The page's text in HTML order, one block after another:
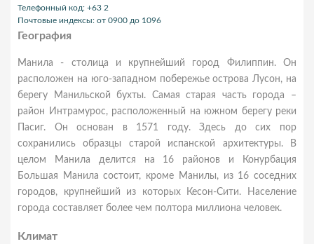
Телефонный код: +63 2
Почтовые индексы: от 0900 до 1096
География
Манила - столица и крупнейший город Филиппин. Он
расположен на юго-западном побережье острова Лусон, на
берегу Манильской бухты. Самая старая часть города –
район Интрамурос, расположенный на южном берегу реки
Пасиг. Он основан в 1571 году. Здесь до сих пор
сохранились образцы старой испанской архитектуры. В
целом Манила делится на 16 районов и Конурбация
Большая Манила состоит, кроме Манилы, из 16 соседних
городов, крупнейший из которых Кесон-Сити. Население
города составляет более чем полтора миллиона человек.
Климат